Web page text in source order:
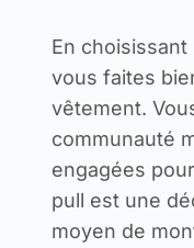
En choisissant
vous faites
vêtement.
communauté
engagées
pull est une
moyen de